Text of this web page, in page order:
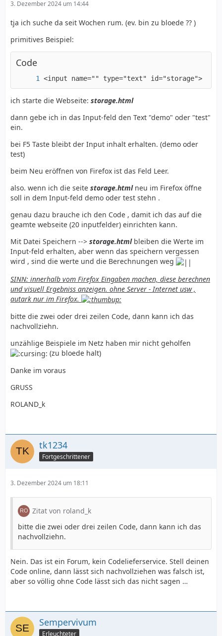
3. Dezember 2024 um 14:44
tja ich suche da seit Wochen rum. (ev. bin zu bloede ?? )
primitives Beispiel:
Code
<input name="" type="text" id="storage">
ich starte die Webseite: storage.html
dann gebe ich in das Input-feld den Text "demo" oder "test"
ein.
bei F5 Taste bleibt der Input inhalt erhalten. (demo oder
test)
beim Neu eröffnen von Firefox ist das Feld Leer.
also. wenn ich die seite storage.htmlneu im Firefox öffne
soll in dem Input-feld demo oder test stehn .
genau dazu brauche ich den Code , damit ich das auf die
geamte webseite (20 inputfelder) einrichten kann.
Mit Datei Speichern --> storage.html bleiben die Werte im
Input-feld erhalten, aber wenn das speichern vergessen
wird , sind die werte und die Berechnungen weg
SINN: innerhalb vom Firefox Eingaben machen, diese berechnen
und visuell Ergebniss anzeigen. ohne Server - Internet usw ,
autark nur im Firefox.
bitte die zwei oder drei zeilen Code, dann kann ich das
nachvollziehn.
unzählige Beispiele im Netz haben mir nicht geholfen
(zu bloede halt)
Danke im voraus
GRUSS
ROLAND_k
tk1234
Fortgeschrittener
3. Dezember 2024 um 18:11
Zitat von roland_k
bitte die zwei oder drei zeilen Code, dann kann ich das
nachvollziehn.
Nein. Das ist ein Forum, kein Codelieferservice. Stell deinen
Code online, dann lässt sich nachvollziehen was falsch ist,
aber so völlig ohne Code lässt sich das nicht sagen …
Sempervivum
Erleuchteter